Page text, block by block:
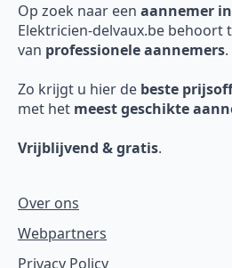
Op zoek naar een aannemer
Elektricien-delvaux.be behoort
van professionele aannemers.
Zo krijgt u hier de beste
met het meest geschikte
Vrijblijvend & gratis.
Over ons
Webpartners
Privacy Policy